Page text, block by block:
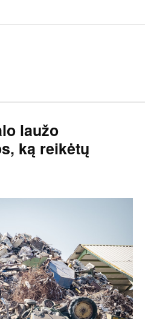
Page
Page
laužo
ką reikėtų